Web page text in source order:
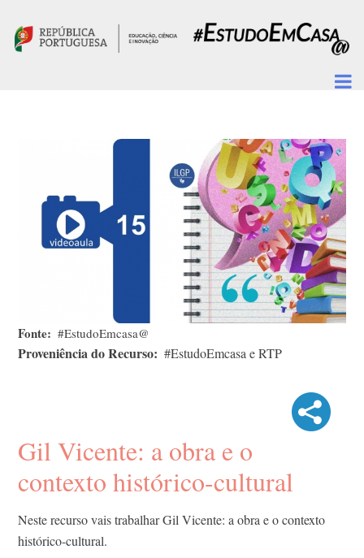
Fonte #EstudoEmcasa@
Proveniência do Recurso #EstudoEmcasa e RTP
Gil Vicente: a obra e o
contexto histórico-cultural
Neste recurso vais trabalhar Gil Vicente: a obra e o contexto
histórico-cultural.